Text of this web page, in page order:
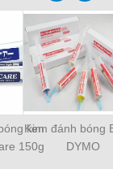
kim
150g
Kem đánh bóng
DYMO